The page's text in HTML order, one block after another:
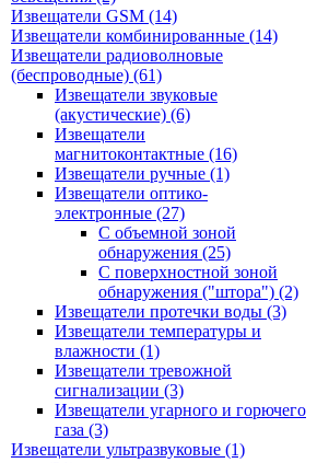
Извещатели GSM (14)
Извещатели комбинированные (14)
Извещатели радиоволновые
(беспроводные) (61)
Извещатели звуковые
(акустические) (6)
Извещатели
магнитоконтактные (16)
Извещатели ручные (1)
Извещатели оптико-
электронные (27)
С объемной зоной
обнаружения (25)
С поверхностной зоной
обнаружения ("штора") (2)
Извещатели протечки воды (3)
Извещатели температуры и
влажности (1)
Извещатели тревожной
сигнализации (3)
Извещатели угарного и горючего
газа (3)
Извещатели ультразвуковые (1)